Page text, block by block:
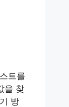
트를
을 찾
방